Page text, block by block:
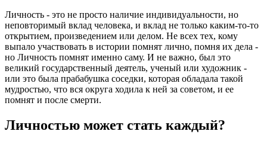
Личность - это не просто наличие индивидуальности, но
неповторимый вклад человека, и вклад не только каким-то-то
открытием, произведением или делом. Не всех тех, кому
выпало участвовать в истории помнят лично, помня их дела -
но Личность помнят именно саму. И не важно, был это
великий государственный деятель, ученый или художник -
или это была прабабушка соседки, которая обладала такой
мудростью, что вся округа ходила к ней за советом, и ее
помнят и после смерти.
Личностью может стать каждый?